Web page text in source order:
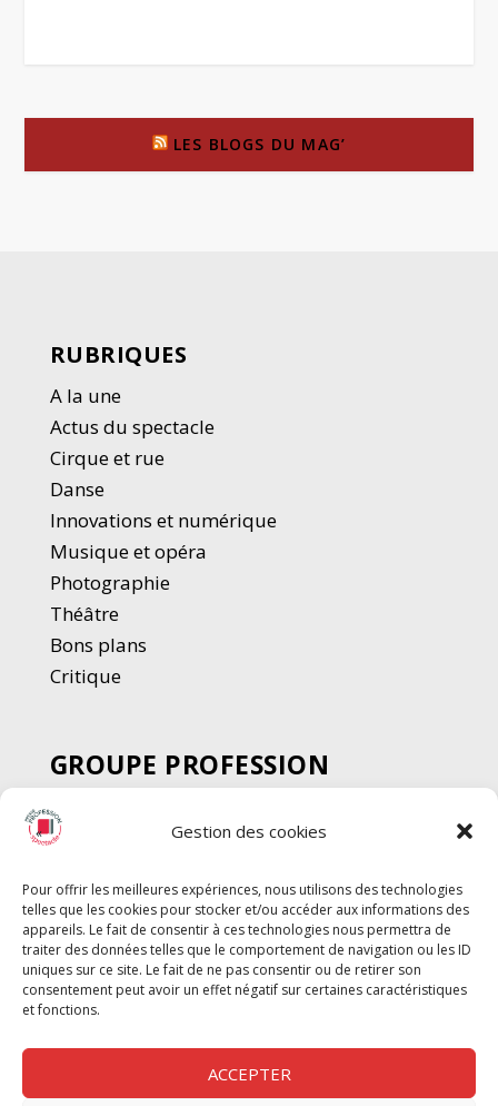
Gestion des cookies
Pour offrir les meilleures expériences, nous utilisons des technologies
telles que les cookies pour stocker et/ou accéder aux informations des
appareils. Le fait de consentir à ces technologies nous permettra de
traiter des données telles que le comportement de navigation ou les ID
uniques sur ce site. Le fait de ne pas consentir ou de retirer son
consentement peut avoir un effet négatif sur certaines caractéristiques
et fonctions.
ACCEPTER
LES BLOGS DU MAG’
RUBRIQUES
A la une
Actus du spectacle
Cirque et rue
Danse
Innovations et numérique
Musique et opéra
Photographie
Théâtre
Bons plans
Critique
GROUPE PROFESSION
SPECTACLE
Chèque Intermittents
Chèque Compta
Chèque Emploi Spectacle
G-Pods
Profession Audio-visuel